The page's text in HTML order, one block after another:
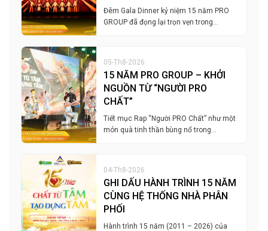
Đêm Gala Dinner kỷ niệm 15 năm PRO
GROUP đã đọng lại trọn vẹn trong…
05-Th8-2026
15 NĂM PRO GROUP – KHỞI
NGUỒN TỪ “NGƯỜI PRO
CHẤT”
Tiết mục Rap “Người PRO Chất” như một
món quà tinh thần bùng nổ trong…
04-Th8-2026
GHI DẤU HÀNH TRÌNH 15 NĂM
CÙNG HỆ THỐNG NHÀ PHÂN
PHỐI
Hành trình 15 năm (2011 – 2026) của